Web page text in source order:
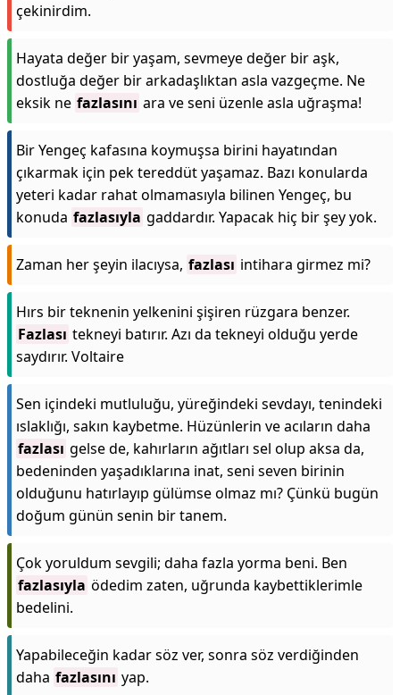
çekinirdim.
Hayata değer bir yaşam, sevmeye değer bir aşk,
dostluğa değer bir arkadaşlıktan asla vazgeçme. Ne
eksik ne fazlasını ara ve seni üzenle asla uğraşma!
Bir Yengeç kafasına koymuşsa birini hayatından
çıkarmak için pek tereddüt yaşamaz. Bazı konularda
yeteri kadar rahat olmamasıyla bilinen Yengeç, bu
konuda fazlasıyla gaddardır. Yapacak hiç bir şey yok.
Zaman her şeyin ilacıysa, fazlası intihara girmez mi?
Hırs bir teknenin yelkenini şişiren rüzgara benzer.
Fazlası tekneyi batırır. Azı da tekneyi olduğu yerde
saydırır. Voltaire
Sen içindeki mutluluğu, yüreğindeki sevdayı, tenindeki
ıslaklığı, sakın kaybetme. Hüzünlerin ve acıların daha
fazlası gelse de, kahırların ağıtları sel olup aksa da,
bedeninden yaşadıklarına inat, seni seven birinin
olduğunu hatırlayıp gülümse olmaz mı? Çünkü bugün
doğum günün senin bir tanem.
Çok yoruldum sevgili; daha fazla yorma beni. Ben
fazlasıyla ödedim zaten, uğrunda kaybettiklerimle
bedelini.
Yapabileceğin kadar söz ver, sonra söz verdiğinden
daha fazlasını yap.